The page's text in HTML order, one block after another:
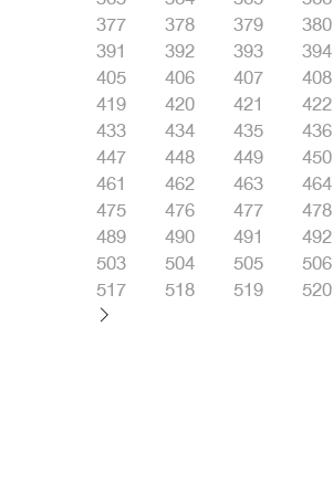
377
378 379 380
391
392 393 394
405
406 407 408
419
420 421 422
433
434 435 436
447
448 449 450
461
462 463 464
475
476 477 478
489
490 491 492
503
504 505 506
517
518 519 520